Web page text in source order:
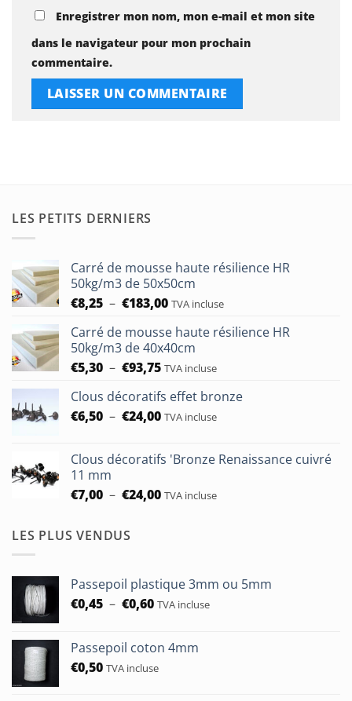
Enregistrer mon nom, mon e-mail et mon site
dans le navigateur pour mon prochain
commentaire.
LES PETITS DERNIERS
Carré de mousse haute résilience HR
50kg/m3 de 50x50cm
€8,25 – €183,00Plage
prix :
€8,25
à
TVA incluse
Carré de mousse haute résilience HR
50kg/m3 de 40x40cm
€5,30 – €93,75Plage
prix :
€5,30
TVA incluse
Clous décoratifs effet bronze
€6,50 – €24,00Plage
€6,50
€24,00
TVA incluse
Clous décoratifs 'Bronze Renaissance cuivré
11 mm
€7,00 – €24,00Plage
€24,00
TVA incluse
LES PLUS VENDUS
Passepoil plastique 3mm ou 5mm
€0,45 – €0,60Plage
€0,45
à
TVA incluse
Passepoil coton 4mm
€0,50 TVA incluse